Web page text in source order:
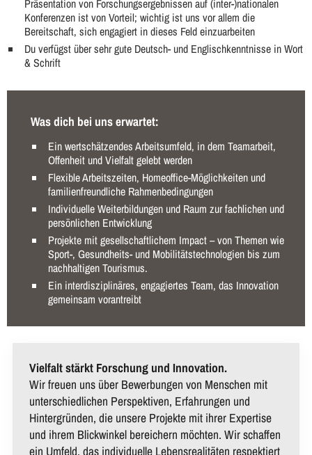
Präsentation von Forschungsergebnissen auf (inter-)nationalen
Konferenzen ist von Vorteil; wichtig ist uns vor allem die
Bereitschaft, sich engagiert in dieses Feld einzuarbeiten
Du verfügst über sehr gute Deutsch- und Englischkenntnisse in Wort
& Schrift
Was dich bei uns erwartet:
Ein wertschätzendes Arbeitsumfeld, in dem Teamarbeit,
Offenheit und Vielfalt gelebt werden
Flexible Arbeitszeiten, Homeoffice-Möglichkeiten und
familienfreundliche Rahmenbedingungen
Individuelle Weiterbildungen und Raum zur fachlichen und
persönlichen Entwicklung
Projekte mit gesellschaftlichem Impact – von Themen wie
Sport-, Gesundheits- und Mobilitätstechnologien bis zum
nachhaltigen Tourismus.
Ein interdisziplinäres, engagiertes Team, das Innovation
gemeinsam vorantreibt
Vielfalt stärkt Forschung und Innovation.
Wir freuen uns über Bewerbungen von Menschen mit
unterschiedlichen Perspektiven, Erfahrungen und
Hintergründen, die unsere Projekte mit ihrer Expertise
und ihrem Blickwinkel bereichern möchten. Wir schaffen
ein Umfeld, das individuelle Lebensrealitäten respektiert